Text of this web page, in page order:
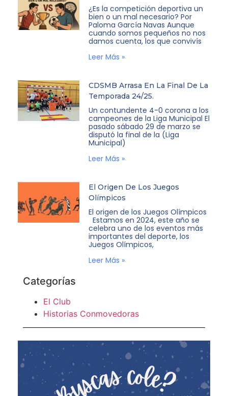
¿Es la competición deportiva un
bien o un mal necesario? Por
Paloma García Navas Aunque
cuando somos pequeños no nos
damos cuenta, los que convivís
Leer Más »
CDSMB Arrasa En La Final De La
Temporada 24/25.
Un contundente 4-0 corona a los
campeones de la Liga Municipal El
pasado sábado 29 de marzo se
disputó la final de la (Liga
Municipal)
Leer Más »
El Origen De Los Juegos
Olímpicos
El origen de los Juegos Olímpicos
Estamos en 2024, este año se
celebra uno de los eventos más
importantes del deporte, los
Juegos Olímpicos,
Leer Más »
Categorías
El Club
Historias Conmovedoras